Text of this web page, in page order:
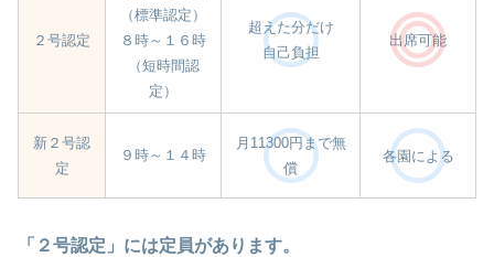
２号認定
（標準認定）
８時～１６時
（短時間認
定）
超えた分だけ
自己負担
出席可能
新２号認
定
９時～１４時
月11300円まで無
償
各園による
「２号認定」には定員があります。